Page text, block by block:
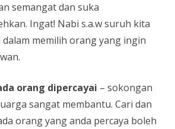
semangat dan suka
Ingat! Nabi s.a.w suruh kita
memilih orang yang ingin
orang dipercayai – sokongan
sangat membantu. Cari dan
orang yang anda percaya boleh